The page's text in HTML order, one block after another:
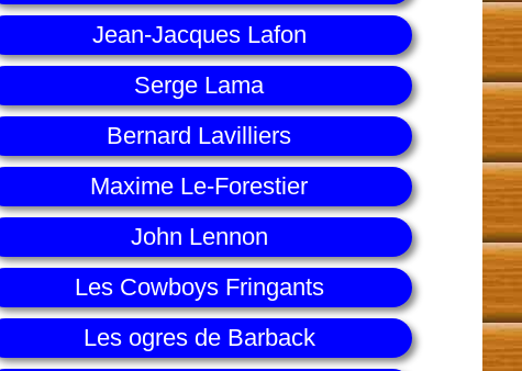
Jean-Jacques Lafon
Serge Lama
Bernard Lavilliers
Maxime Le-Forestier
John Lennon
Les Cowboys Fringants
Les ogres de Barback